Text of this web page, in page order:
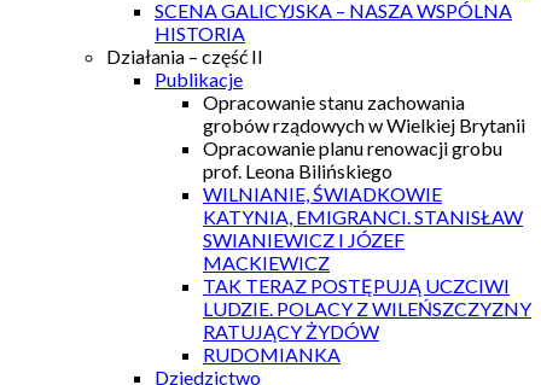
SCENA GALICYJSKA – NASZA WSPÓLNA
HISTORIA
Działania – część II
Publikacje
Opracowanie stanu zachowania
grobów rządowych w Wielkiej Brytanii
Opracowanie planu renowacji grobu
prof. Leona Bilińskiego
WILNIANIE, ŚWIADKOWIE
KATYNIA, EMIGRANCI. STANISŁAW
SWIANIEWICZ I JÓZEF
MACKIEWICZ
TAK TERAZ POSTĘPUJĄ UCZCIWI
LUDZIE. POLACY Z WILEŃSZCZYZNY
RATUJĄCY ŻYDÓW
RUDOMIANKA
Dziedzictwo